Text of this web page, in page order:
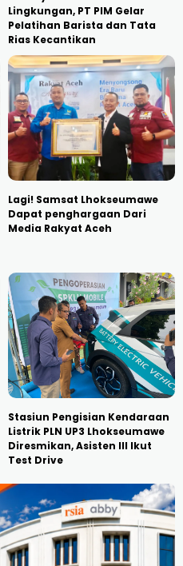
Lingkungan, PT PIM Gelar
Pelatihan Barista dan Tata
Rias Kecantikan
Lagi! Samsat Lhokseumawe
Dapat penghargaan Dari
Media Rakyat Aceh
Stasiun Pengisian Kendaraan
Listrik PLN UP3 Lhokseumawe
Diresmikan, Asisten III Ikut
Test Drive